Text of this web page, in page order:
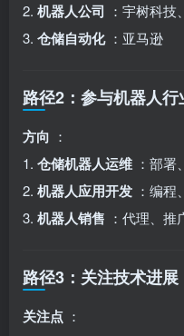
2. 机器人公司 ：宇树科技
3. 仓储自动化 ：亚马逊
路径2：参与机器人行
方向 ：
1. 仓储机器人运维 ：部署
2. 机器人应用开发 ：编程
3. 机器人销售 ：代理、推
路径3：关注技术进展
关注点 ：